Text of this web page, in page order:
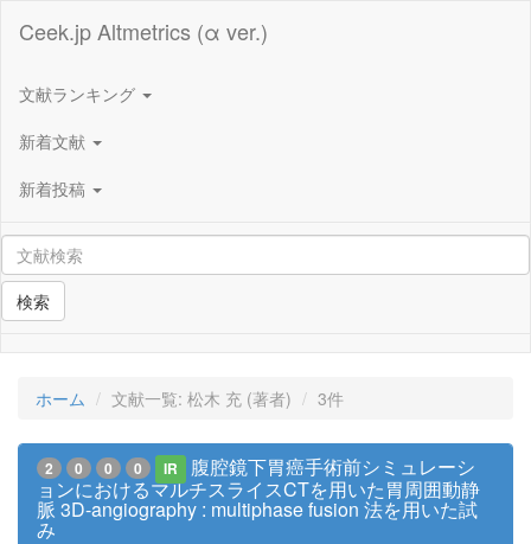
Ceek.jp Altmetrics (α ver.)
文献ランキング
新着文献
新着投稿
検索
ホーム 文献一覧: 松木 充 (著者) 3件
2 0 0 0 IR
腹腔鏡下胃癌手術前シミュレーシ
ョンにおけるマルチスライスCTを用いた胃周囲動静
脈 3D-angiography : multiphase fusion 法を用いた試
み